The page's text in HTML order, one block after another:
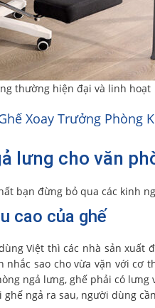
thường hiện đại và linh hoạt
Xoay Trưởng Phòng
lưng cho văn
bạn đừng bỏ qua các kinh
cao của ghế
Việt thì các nhà sản xuất
sao cho vừa vặn với cơ
ngả lưng, ghế phải có
ngả ra sau, người dùng